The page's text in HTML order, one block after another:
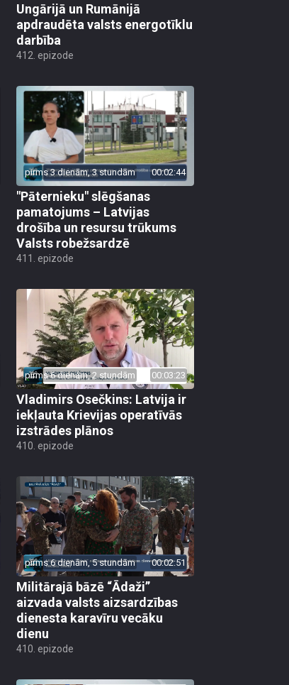
Ungārijā un Rumānijā
apdraudēta valsts energotīklu
darbība
412. epizode
pirms 3 dienām, 3 stundām 00:02:44
"Pāternieku" slēgšanas
pamatojums – Latvijas
drošība un resursu trūkums
Valsts robežsardzē
411. epizode
pirms 6 dienām, 2 stundām 00:03:23
Vladimirs Osečkins: Latvija ir
iekļauta Krievijas operatīvās
izstrādes plānos
410. epizode
pirms 6 dienām, 5 stundām 00:02:51
Militārajā bāzē “Ādaži”
aizvada valsts aizsardzības
dienesta karavīru vecāku
dienu
410. epizode